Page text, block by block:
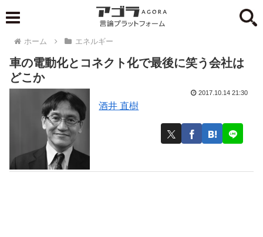
ホーム エネルギー
車の電動化とコネクト化で最後に笑う会社は
どこか
酒井 直樹
2017.10.14 21:30